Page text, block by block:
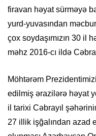
firavan həyat sürməyə
yurd-yuvasından
çox soydaşımızın 30 il
məhz 2016-cı ildə
Möhtərəm
edilmiş ərazilərə həyat
il tarixi Cəbrayıl
27 illik işğalından azad